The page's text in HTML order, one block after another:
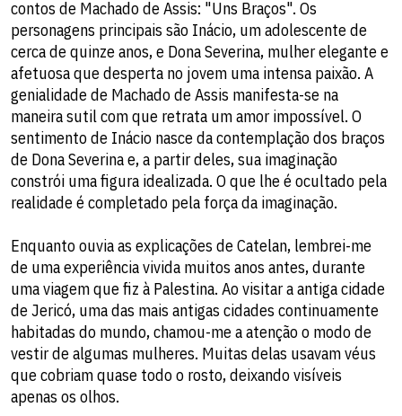
contos de Machado de Assis: "Uns Braços". Os
personagens principais são Inácio, um adolescente de
cerca de quinze anos, e Dona Severina, mulher elegante e
afetuosa que desperta no jovem uma intensa paixão. A
genialidade de Machado de Assis manifesta-se na
maneira sutil com que retrata um amor impossível. O
sentimento de Inácio nasce da contemplação dos braços
de Dona Severina e, a partir deles, sua imaginação
constrói uma figura idealizada. O que lhe é ocultado pela
realidade é completado pela força da imaginação.
Enquanto ouvia as explicações de Catelan, lembrei-me
de uma experiência vivida muitos anos antes, durante
uma viagem que fiz à Palestina. Ao visitar a antiga cidade
de Jericó, uma das mais antigas cidades continuamente
habitadas do mundo, chamou-me a atenção o modo de
vestir de algumas mulheres. Muitas delas usavam véus
que cobriam quase todo o rosto, deixando visíveis
apenas os olhos.